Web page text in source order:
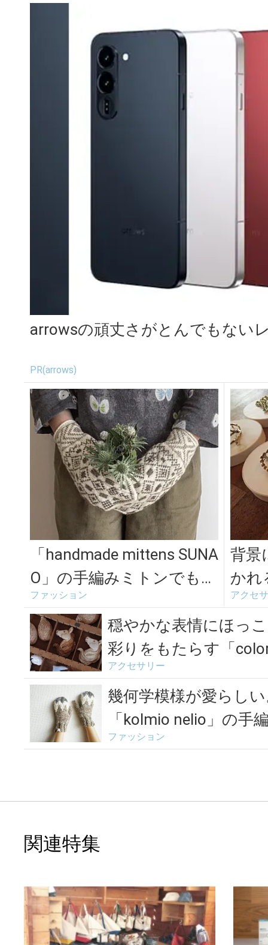
arrowsの頑丈さがとんでもない
PR(arrows)
「handmade mittens SUNA
O」の手編みミトンでもっ
と楽しむ秋冬...
ファッション
背景
かれ
んが
ルブ
アクセ
穏やかな表情にほっ
彩りをもたらす「
アクセサリー
幾何学模様が愛らし
「kolmio nelio」の手
ファッション
関連特集